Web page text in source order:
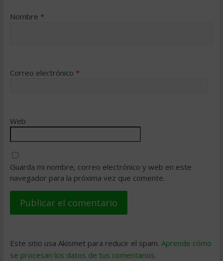
Nombre *
Correo electrónico *
Web
Guarda mi nombre, correo electrónico y web en este
navegador para la próxima vez que comente.
Este sitio usa Akismet para reducir el spam. Aprende cómo
se procesan los datos de tus comentarios.